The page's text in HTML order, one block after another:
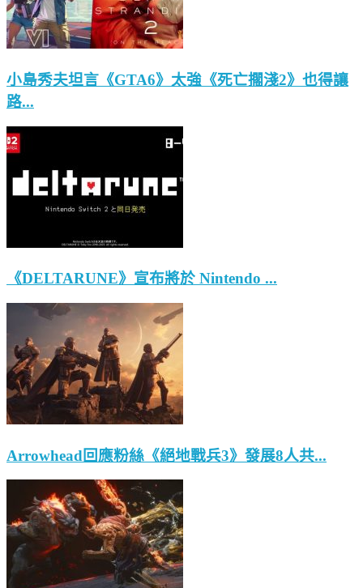
小島秀夫坦言《GTA6》太強《死亡擱淺2》也得讓
路...
《DELTARUNE》宣布將於 Nintendo ...
Arrowhead回應粉絲《絕地戰兵3》發展8人共...